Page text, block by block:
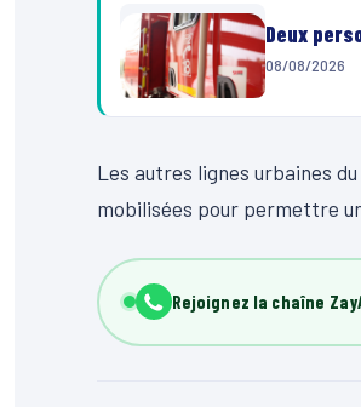
Deux
08/08/2026
Les autres lignes urbaines
mobilisées pour permettre
Rejoignez la chaîne